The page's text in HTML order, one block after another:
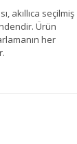
akıllıca seçilmiş
Ürün
her